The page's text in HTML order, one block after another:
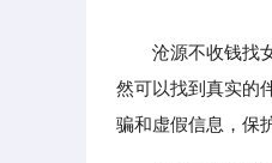
沧源不收钱找女
然可以找到真实的
骗和虚假信息，保